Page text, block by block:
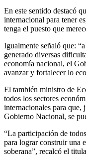
En este sentido destacó
internacional para tener
tenga el puesto que
Igualmente señaló que:
generado diversas
economía nacional, el
avanzar y fortalecer lo
El también ministro de
todos los sectores
internacionales para que,
Gobierno Nacional, se
“La participación de
para lograr construir una
soberana”, recalcó el